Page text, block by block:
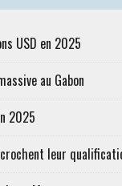
USD en 2025
au Gabon
2025
leur